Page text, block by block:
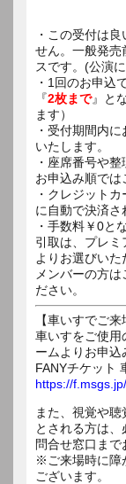
・この受付は
せん。一般発売
スです。(公演
・1回のお申込
『2枚まで』と
ます）
・受付期間内
いたします。
・座席番号や
お申込み順では
・クレジット
に自動で決済さ
・手数料￥0と
引取は、プレミ
よりお選びい
メンバーの方
ださい。
【車いすでご来
車いすをご使用
ームよりお申込
FANYチケット
https://
また、視覚や
とされる方は
問合せ窓口まで
※ご来場時に障
ございます。